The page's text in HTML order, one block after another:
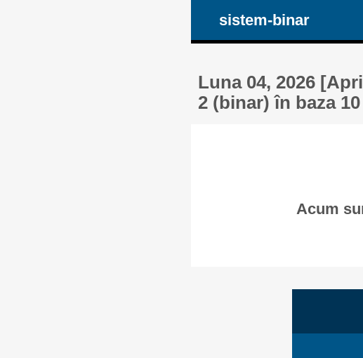
sistem-binar
Luna 04, 2026
2 (binar) în baza
Acum